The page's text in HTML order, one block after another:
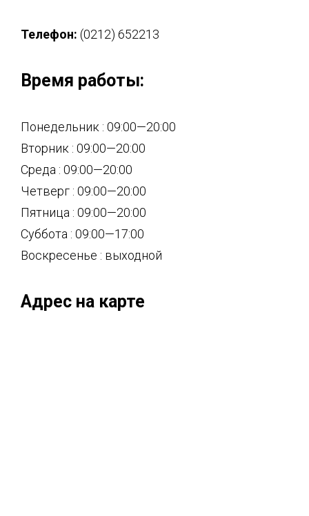
Телефон: (0212) 652213
Время работы:
Понедельник : 09:00—20:00
Вторник : 09:00—20:00
Среда : 09:00—20:00
Четверг : 09:00—20:00
Пятница : 09:00—20:00
Суббота : 09:00—17:00
Воскресенье : выходной
Адрес на карте